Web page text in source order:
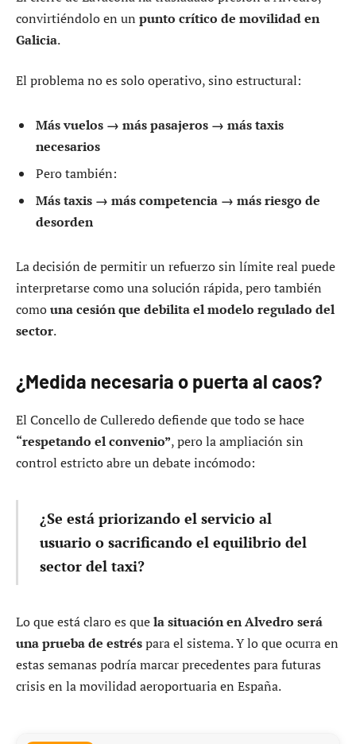
convirtiéndolo en un punto crítico de movilidad en
Galicia.
El problema no es solo operativo, sino estructural:
Más vuelos → más pasajeros → más taxis
necesarios
Pero también:
Más taxis → más competencia → más riesgo de
desorden
La decisión de permitir un refuerzo sin límite real puede
interpretarse como una solución rápida, pero también
comouna cesión que debilita el modelo regulado del
sector.
¿Medida necesaria o puerta al caos?
El Concello de Culleredo defiende que todo se hace
“respetando el convenio”, pero la ampliación sin
control estricto abre un debate incómodo:
¿Se está priorizando el servicio al
usuario o sacrificando el equilibrio del
sector del taxi?
Lo que está claro es quela situación en Alvedro será
una prueba de estréspara el sistema. Y lo que ocurra en
estas semanas podría marcar precedentes para futuras
crisis en la movilidad aeroportuaria en España.